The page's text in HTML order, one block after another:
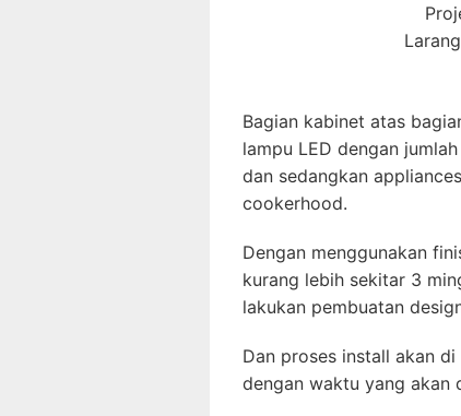
Bagian kabinet atas
lampu LED dengan
dan sedangkan
cookerhood.
Dengan menggunakan
kurang lebih sekitar 3
lakukan pembuatan
Dan proses install akan
dengan waktu yang akan